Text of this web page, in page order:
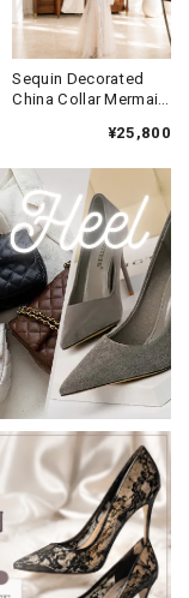
Sequin Decorated
China Collar Mermaid
¥25,800